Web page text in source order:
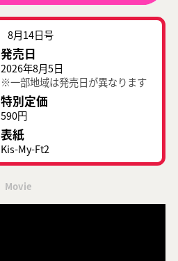
8月14日号
発売日
2026年8月5日
※一部地域は発売日が異なります
特別定価
590円
表紙
Kis-My-Ft2
Movie